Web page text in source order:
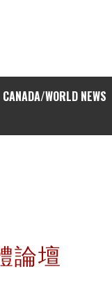
CANADA/WORLD NEWS
論壇